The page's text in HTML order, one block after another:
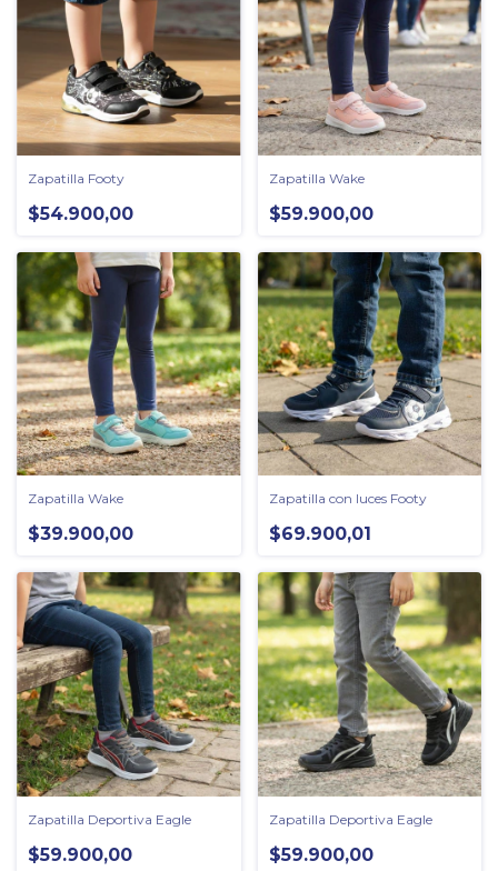
Zapatilla Footy
$54.900,00
Zapatilla Wake
$59.900,00
Zapatilla Wake
$39.900,00
Zapatilla con luces Footy
$69.900,01
Zapatilla Deportiva Eagle
$59.900,00
Zapatilla Deportiva Eagle
$59.900,00